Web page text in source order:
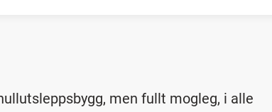
men fullt mogleg, i alle